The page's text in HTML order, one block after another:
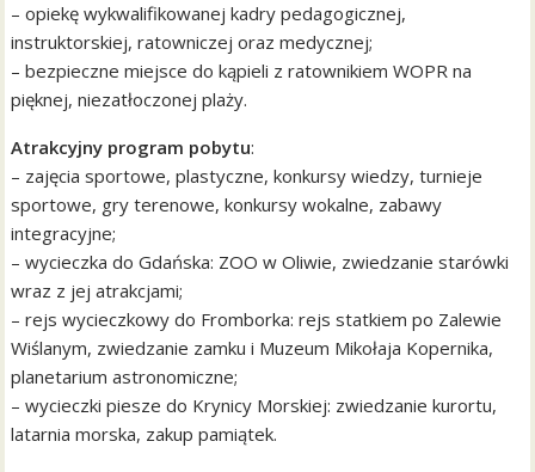
– opiekę wykwalifikowanej kadry pedagogicznej,
instruktorskiej, ratowniczej oraz medycznej;
– bezpieczne miejsce do kąpieli z ratownikiem WOPR na
pięknej, niezatłoczonej plaży.
Atrakcyjny program pobytu:
– zajęcia sportowe, plastyczne, konkursy wiedzy, turnieje
sportowe, gry terenowe, konkursy wokalne, zabawy
integracyjne;
– wycieczka do Gdańska: ZOO w Oliwie, zwiedzanie starówki
wraz z jej atrakcjami;
– rejs wycieczkowy do Fromborka: rejs statkiem po Zalewie
Wiślanym, zwiedzanie zamku i Muzeum Mikołaja Kopernika,
planetarium astronomiczne;
– wycieczki piesze do Krynicy Morskiej: zwiedzanie kurortu,
latarnia morska, zakup pamiątek.